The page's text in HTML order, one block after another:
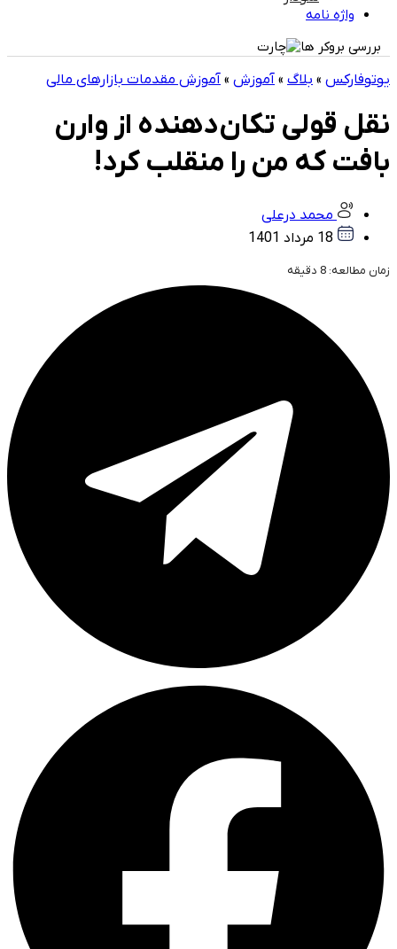
واژه نامه
بررسی بروکر ها
یوتوفارکس » بلاگ » آموزش » آموزش مقدمات بازارهای مالی
نقل قولی تکان‌دهنده از وارن
بافت که من را منقلب کرد!
محمد درعلی
18 مرداد 1401
زمان مطالعه: 8 دقیقه